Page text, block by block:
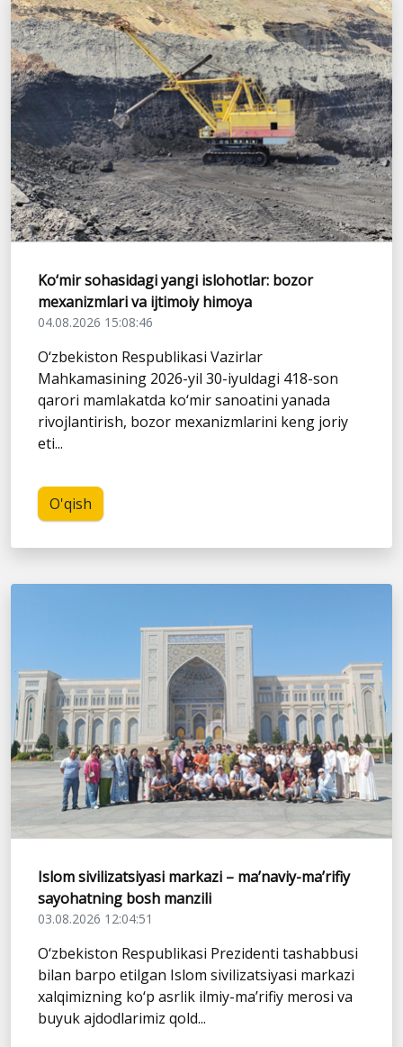
Ko‘mir sohasidagi yangi islohotlar: bozor
mexanizmlari va ijtimoiy himoya
04.08.2026 15:08:46
O‘zbekiston Respublikasi Vazirlar
Mahkamasining 2026-yil 30-iyuldagi 418-son
qarori mamlakatda ko‘mir sanoatini yanada
rivojlantirish, bozor mexanizmlarini keng joriy
eti...
O'qish
Islom sivilizatsiyasi markazi – ma’naviy-ma’rifiy
sayohatning bosh manzili
03.08.2026 12:04:51
O‘zbekiston Respublikasi Prezidenti tashabbusi
bilan barpo etilgan Islom sivilizatsiyasi markazi
xalqimizning ko‘p asrlik ilmiy-ma’rifiy merosi va
buyuk ajdodlarimiz qold...